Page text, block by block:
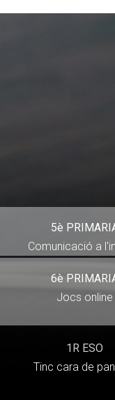
5è
Comunicació a
6è
Jocs online
1R ESO
Tinc cara de